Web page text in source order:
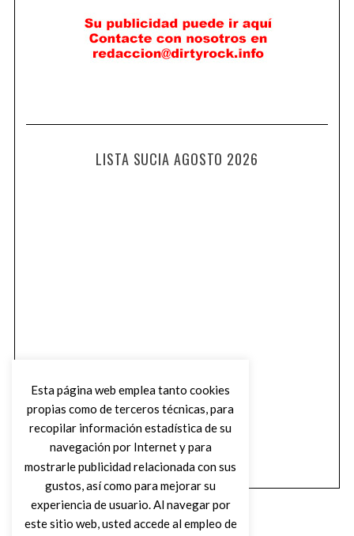
LISTA SUCIA AGOSTO 2026
Esta página web emplea tanto cookies
propias como de terceros técnicas, para
recopilar información estadística de su
navegación por Internet y para
mostrarle publicidad relacionada con sus
gustos, así como para mejorar su
experiencia de usuario. Al navegar por
este sitio web, usted accede al empleo de